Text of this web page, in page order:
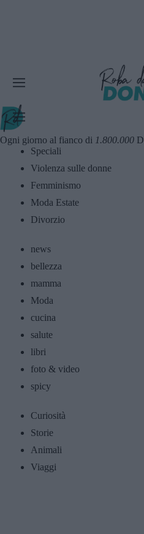
Ogni giorno al fianco di 1.800.000
Speciali
Violenza sulle donne
Femminismo
Moda Estate
Divorzio
news
bellezza
mamma
Moda
cucina
salute
libri
foto & video
spicy
Curiosità
Storie
Animali
Viaggi